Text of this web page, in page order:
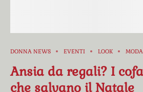
DONNA NEWS EVENTI LOOK
Ansia da regali? I
che salvano il Natale